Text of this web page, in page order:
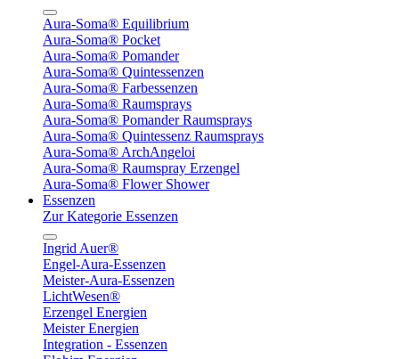
Aura-Soma® Equilibrium
Aura-Soma® Pocket
Aura-Soma® Pomander
Aura-Soma® Quintessenzen
Aura-Soma® Farbessenzen
Aura-Soma® Raumsprays
Aura-Soma® Pomander Raumsprays
Aura-Soma® Quintessenz Raumsprays
Aura-Soma® ArchAngeloi
Aura-Soma® Raumspray Erzengel
Aura-Soma® Flower Shower
Essenzen
Zur Kategorie Essenzen
Ingrid Auer®
Engel-Aura-Essenzen
Meister-Aura-Essenzen
LichtWesen®
Erzengel Energien
Meister Energien
Integration - Essenzen